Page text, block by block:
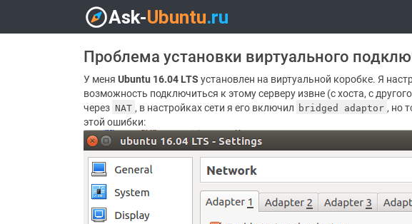
Проблема установки виртуального
У меня Ubuntu 16.04 LTS установлен на виртуальной коробке. Я
возможность подключиться к этому серверу извне (с хоста, с
через NAT , в настройках сети я его включил bridged adaptor , но
этой ошибки: